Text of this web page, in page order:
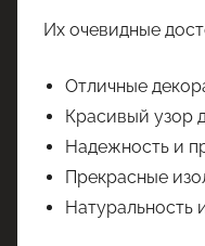
Их очевидные
Отличные
Красивый узор
Надежность и
Прекрасные
Натуральность